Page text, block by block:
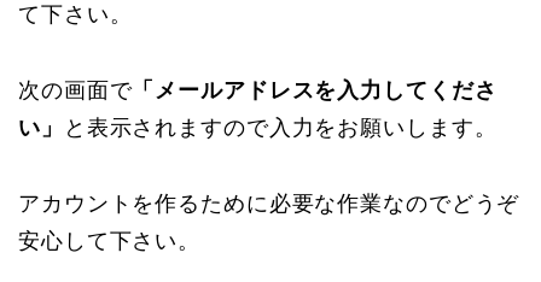
て下さい。
次の画面で「メールアドレスを入力してくださ
い」
と表示されますので入力をお願いします。
アカウントを作るために必要な作業なのでどうぞ
安心して下さい。